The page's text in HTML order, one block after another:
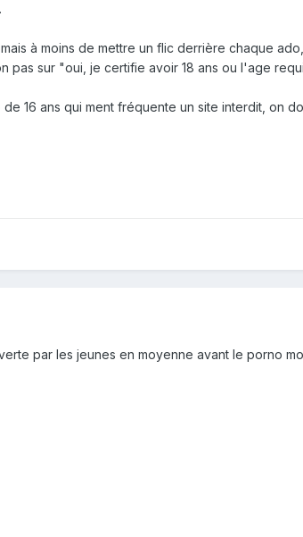
à moins de mettre un flic derrière chaque
sur "oui, je certifie avoir 18 ans ou l'age
16 ans qui ment fréquente un site interdit, on
par les jeunes en moyenne avant le porno